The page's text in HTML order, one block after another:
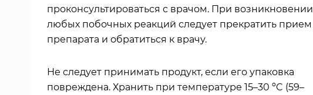
проконсультироваться с врачом. При возникновении
любых побочных реакций следует прекратить прием
препарата и обратиться к врачу.
Не следует принимать продукт, если его упаковка
повреждена. Хранить при температуре 15–30 ºC (59–